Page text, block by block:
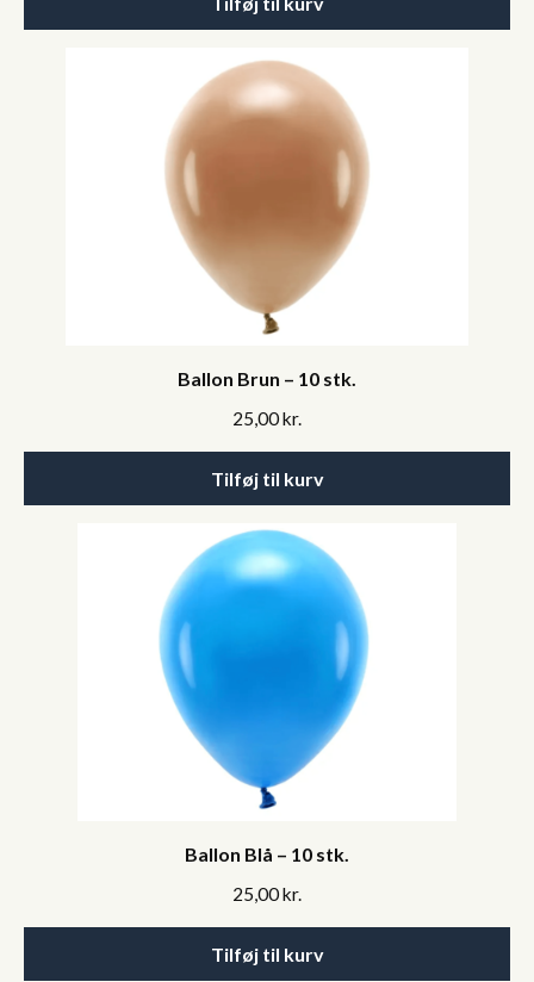
Ballon Brun – 10 stk.
25,00kr.
Tilføj til kurv
Ballon Blå – 10 stk.
25,00kr.
Tilføj til kurv